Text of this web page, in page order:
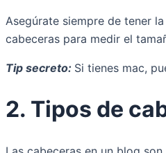
Asegúrate siempre de tener
cabeceras para medir el
Tip secreto: Si tienes mac,
2. Tipos de